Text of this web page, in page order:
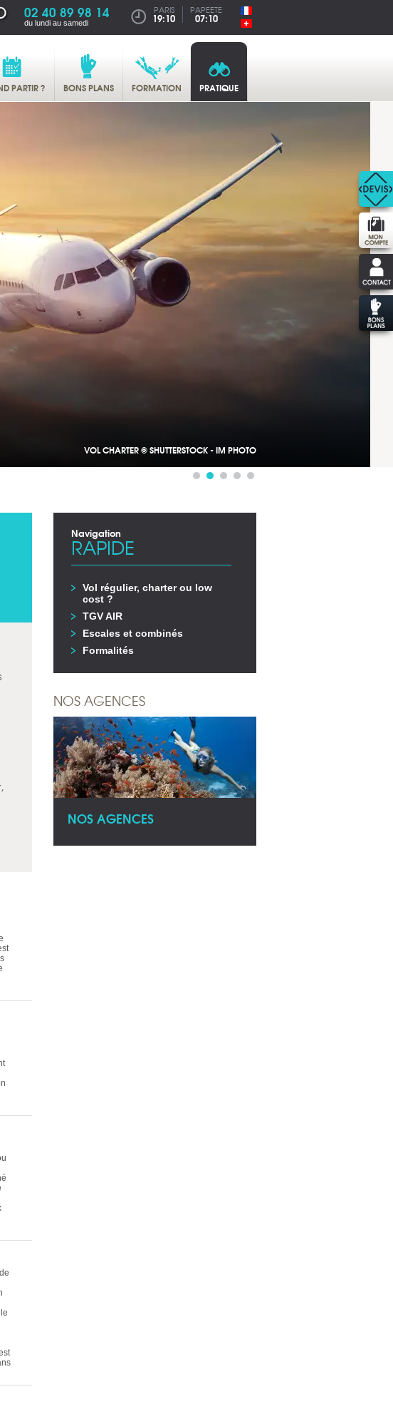
02 40 89 98 14
du lundi au samedi
PARIS
19:10
PAPEETE
07:10
PARTIR ? BONS PLANS FORMATION PRATIQUE
VOL CHARTER © SHUTTERSTOCK - IM PHOTO
Navigation
RAPIDE
Vol régulier, charter ou low
cost ?
TGV AIR
Escales et combinés
Formalités
NOS AGENCES
NOS AGENCES